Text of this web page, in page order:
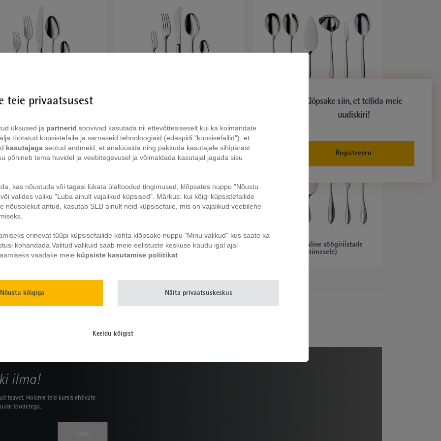
30-osaline söögiriistade
Kult 66-osaline söögiriistade
66-osaline söögiriistade
(12 inimesele)
Premier 30-osaline söögiriistade
komplekt (6 inimesele)
Premier 66-osaline söögiriistade
komplekt (12 inimesele)
ilma!
teavet. Hoiame teid kursis ehtivate
toodetega.
Telli
Klõpsake siin, et tellida meie
uudiskiri!
Registreeru
teie privaatsusest
üksused ja partnerid soovivad kasutada nii ettevõttesiseselt kui ka kolmandate
töötatud küpsistefaile ja sarnaseid tehnoloogiaid (edaspidi "küpsisefailid"), et
kasutajaga seotud andmeid, et analüüsida ning pakkuda kasutajale sihipärast
põhineb tema huvidel ja veebitegevusel ja võimaldada kasutajal jagada sisu
kas nõustuda või tagasi lükata ülaltoodud tingimused, klõpsates nuppu "Nõustu
valides valiku "Luba ainult vajalikud küpsised". Märkus: kui kõigi küpsistefailide
nõusolekut antud, kasutab SEB ainult neid küpsisefaile, mis on vajalikud veebilehe
erinevat tüüpi küpsisefailide kohta klõpsake nuppu "Minu valikud" kus saate ka
kohandada. Valitud valikuid saab meie eelistuste keskuse kaudu igal ajal
vaadake meie küpsiste kasutamise poliitikat
Nõustu kõigiga Näita privaatsuskeskus
Keeldu kõigist